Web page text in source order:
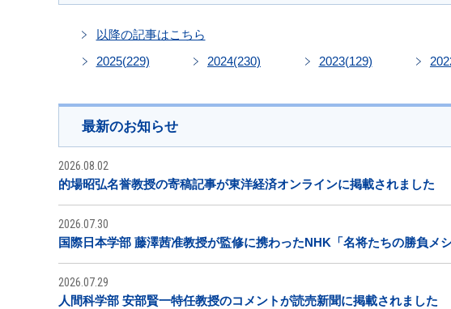
以降の記事はこちら
2025(229) 2024(230) 2023(129)
最新のお知らせ
2026.08.02
的場昭弘名誉教授の寄稿記事が東洋経済オンラインに掲載されました
2026.07.30
国際日本学部 藤澤茜准教授が監修に携わったNHK「名将たちの勝負メ
2026.07.29
人間科学部 安部賢一特任教授のコメントが読売新聞に掲載されました